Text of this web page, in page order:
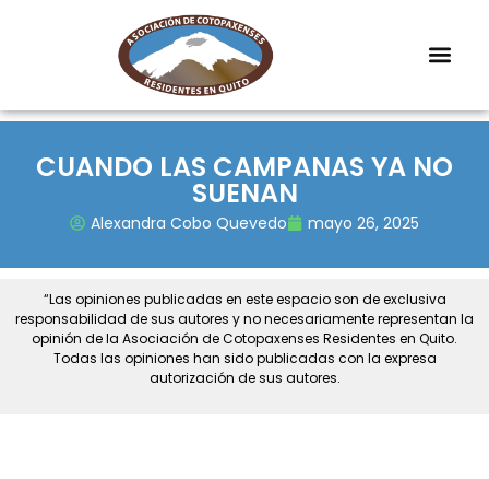
CUANDO LAS CAMPANAS YA NO
SUENAN
Alexandra Cobo Quevedo mayo 26, 2025
“Las opiniones publicadas en este espacio son de exclusiva
responsabilidad de sus autores y no necesariamente representan la
opinión de la Asociación de Cotopaxenses Residentes en Quito.
Todas las opiniones han sido publicadas con la expresa
autorización de sus autores.